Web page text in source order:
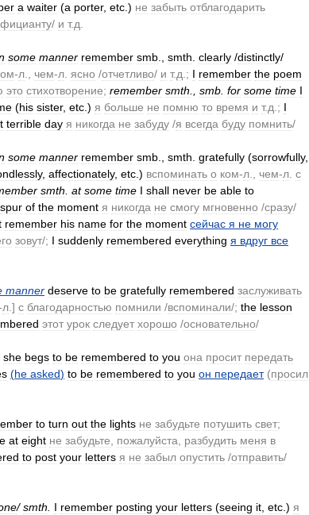
a waiter (a porter, etc .) не забыть отблагодарить
/ и т.д
some manner remember smb smth clearly /distinctly/
-л чем-л ясно /отчетливо/ и т.д .; I remember the poem
это стихотворение; remember smth smb for some time I
(his sister, etc .) я больше не помню то время и т.д .; I
terrible day я никогда не забуду /я всегда буду помнить/
some manner remember smb smth gratefully (sorrowfully,
, affectionately, etc .) вспоминать о ком-л чем-л с
smth at some time I shall never be able to
spur of the moment я никогда не смогу мгновенно /сразу/
remember his name for the moment сейчас я не могу
зовут/; I suddenly remembered everything я вдруг все
manner deserve to be gratefully remembered заслуживать
л .] с благодарностью помнили /вспоминали/; the lesson
этот урок следует хорошо /основательно/
she begs to be remembered to you она просит передать
(he asked) to be remembered to you он передает (просил
to turn out the lights не забудьте потушить свет;
at eight не забудьте пожалуйста разбудить меня в
to post your letters я не забыл опустить /отправить/
/smth I remember posting your letters (seeing it etc .) я